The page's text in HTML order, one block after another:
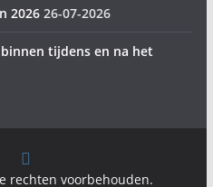
2026 26-07-2026
tijdens en na het
rechten voorbehouden.